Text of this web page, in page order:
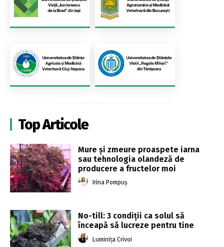
Top Articole
Mure și zmeure proaspete iarna
sau tehnologia olandeză de
producere a fructelor moi
Irina Pompuș
No-till: 3 condiții ca solul să
înceapă să lucreze pentru tine
Luminița Crivoi